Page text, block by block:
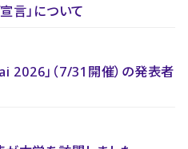
言」について
」（7/31開催）の発表者